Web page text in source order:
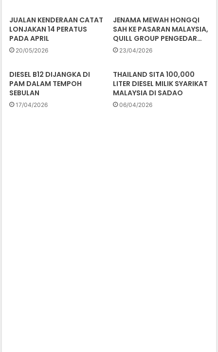
JUALAN KENDERAAN CATAT
LONJAKAN 14 PERATUS
PADA APRIL
20/05/2026
JENAMA MEWAH HONGQI
SAH KE PASARAN MALAYSIA,
QUILL GROUP PENGEDAR…
23/04/2026
DIESEL B12 DIJANGKA DI
PAM DALAM TEMPOH
SEBULAN
17/04/2026
THAILAND SITA 100,000
LITER DIESEL MILIK SYARIKAT
MALAYSIA DI SADAO
06/04/2026